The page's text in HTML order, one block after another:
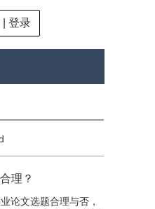
| 登录
理？
论文选题合理与否，